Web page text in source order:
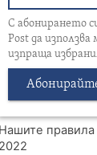
С абонирането
Post да
изпраща
Нашите правила
2022